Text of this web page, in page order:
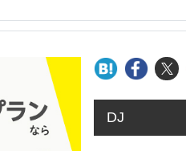
DJ